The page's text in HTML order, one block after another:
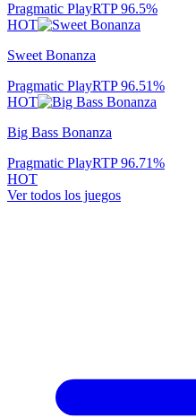
Pragmatic PlayRTP96.5%
HOT
Sweet Bonanza
Pragmatic PlayRTP96.51%
HOT
Big Bass Bonanza
Pragmatic PlayRTP96.71%
HOT
Ver todos los juegos